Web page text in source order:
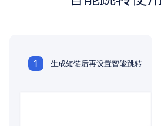
1 生成短链后再设置智能跳转